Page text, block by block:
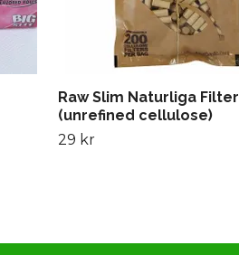
Raw Slim Naturliga Filter
(unrefined cellulose)
29 kr